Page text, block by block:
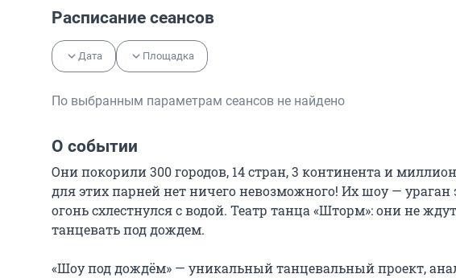
Расписание сеансов
Дата Площадка
По выбранным параметрам сеансов не найдено
О событии
Они покорили 300 городов, 14 стран, 3 континента и
для этих парней нет ничего невозможного! Их шоу — ураган
огонь схлестнулся с водой. Театр танца «Шторм»: они не
танцевать под дождем.
«Шоу под дождём» — уникальный танцевальный проект,